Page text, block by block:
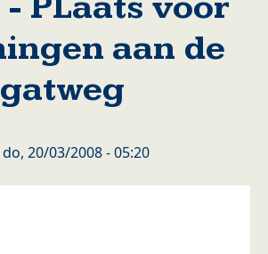
aan de
do, 20/03/2008 - 05:20